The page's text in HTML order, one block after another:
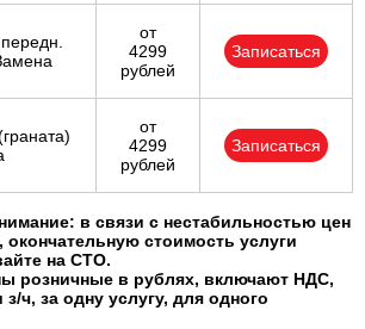
от
4299
рублей
Записаться
от
4299
рублей
Записаться
в связи с нестабильностью цен
окончательную стоимость услуги
на СТО.
розничные в рублях, включают НДС,
ч, за одну услугу, для одного